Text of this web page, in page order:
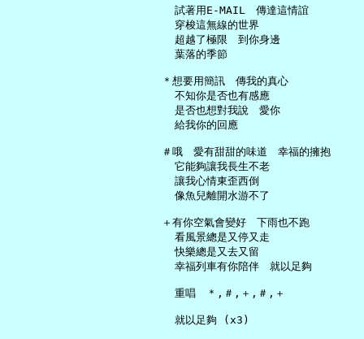
     試著用E-MAIL　傳達這情誼
     穿梭這無線的世界
     超越了極限　到你身邊
     葉落的季節
   ＊想要用簡訊　傳我的真心
     不知你是否也有感應
     是否也想對我說　愛你
     給我你的回應
   ＃哦　愛有甜甜的味道　幸福的擁抱
     它能夠讓我長生不老
     讓我心情東歪西倒
     像魚兒離開水游不了
   ＋有你空氣會變好　下雨也不跑
     看風景總是又停又走
     快樂總是又去又留
     幸福列車有你陪伴　就以足夠
     重唱　＊,＃,＋,＃,＋